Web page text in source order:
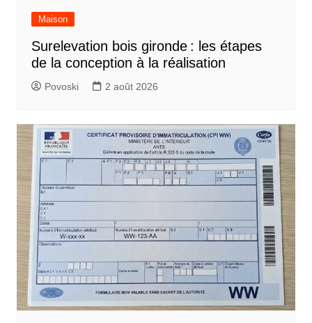
Maison
Surelevation bois gironde : les étapes
de la conception à la réalisation
Povoski 2 août 2026